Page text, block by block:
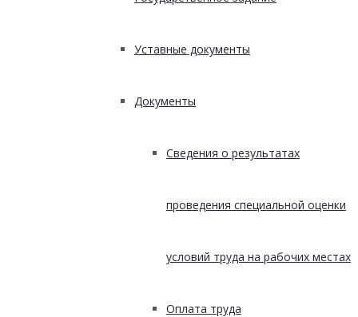
Уставные документы
Документы
Сведения о результатах
проведения специальной оценки
условий труда на рабочих местах
Оплата труда